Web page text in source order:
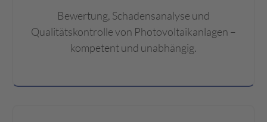
Bewertung, Schadensanalyse und
Qualitätskontrolle von Photovoltaikanlagen –
kompetent und unabhängig.